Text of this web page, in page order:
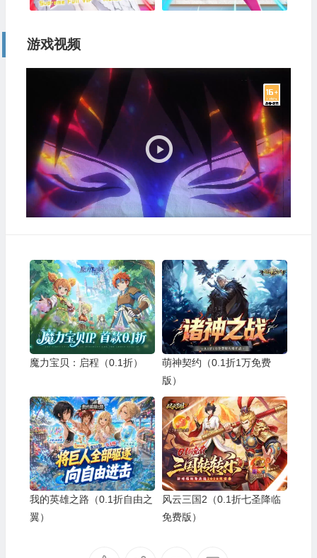
游戏视频
器
魔力宝贝：启程（0.1折）
萌神契约（0.1折1万免费
版）
我的英雄之路（0.1折自由之
翼）
风云三国2（0.1折七圣降临
免费版）